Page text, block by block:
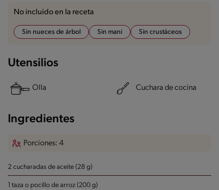
No incluido en la receta
Sin nueces de árbol Sin maní Sin crustáceos
Utensilios
Olla Cuchara de cocina
Ingredientes
Porciones: 4
2 cucharadas de aceite (28 g)
1 taza o pocillo de arroz (200 g)